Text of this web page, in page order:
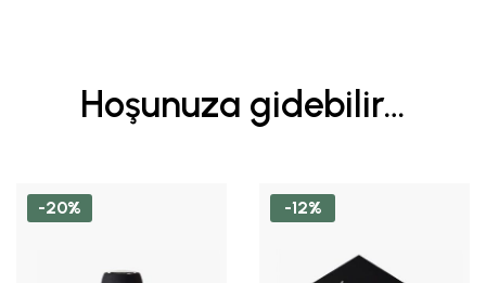
Hoşunuza gidebilir…
-20% -12%